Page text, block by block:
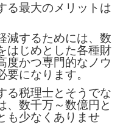
る最大のメリットは
減するためには、数
はじめとした各種財
度かつ専門的なノウ
になります。
る税理士とそうでな
、数千万～数億円と
も少なくありませ